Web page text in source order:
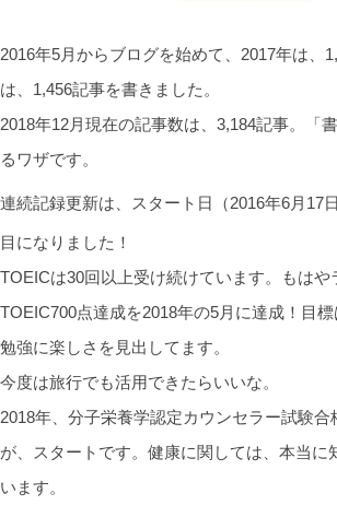
2016年5月からブログを始めて、2017年は、
は、1,456記事を書きました。
2018年12月現在の記事数は、3,184記事。「
るワザです。
連続記録更新は、スタート日（2016年6月17
目になりました！
TOEICは30回以上受け続けています。もはや
TOEIC700点達成を2018年の5月に達成！目
勉強に楽しさを見出してます。
今度は旅行でも活用できたらいいな。
2018年、分子栄養学認定カウンセラー試験合
が、スタートです。健康に関しては、本当に
います。